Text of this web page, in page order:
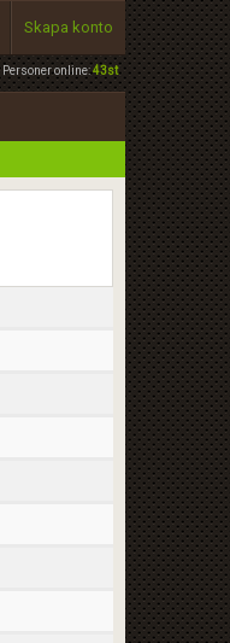
Personer online:43st
Skapa konto